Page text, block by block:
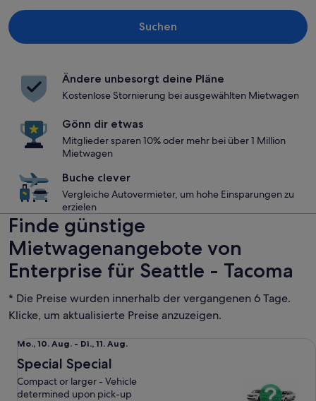
Suchen
Ändere unbesorgt deine Pläne
Kostenlose Stornierung bei ausgewählten Mietwagen
Gönn dir etwas
Mitglieder sparen 10% oder mehr bei über 1 Million
Mietwagen
Buche clever
Vergleiche Autovermieter, um hohe Einsparungen zu
erzielen
Finde günstige
Mietwagenangebote von
Enterprise für Seattle - Tacoma
* Die Preise wurden innerhalb der vergangenen 6 Tage.
Klicke, um aktualisierte Preise anzuzeigen.
Mo.,
10.
Aug.
bis
Mo., 10. Aug. - Di., 11. Aug.
Special Special
Compact or larger - Vehicle
determined upon pick-up